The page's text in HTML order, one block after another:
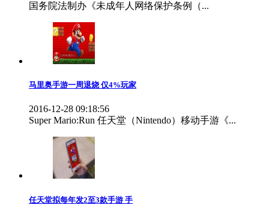
国务院法制办《未成年人网络保护条例（...
马里奥手游一周退烧 仅4%玩家
2016-12-28 09:18:56
Super Mario:Run 任天堂（Nintendo）移动手游《...
任天堂拟每年发2至3款手游 手